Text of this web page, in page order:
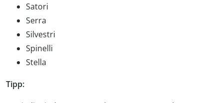
Satori
Serra
Silvestri
Spinelli
Stella
Tipp: